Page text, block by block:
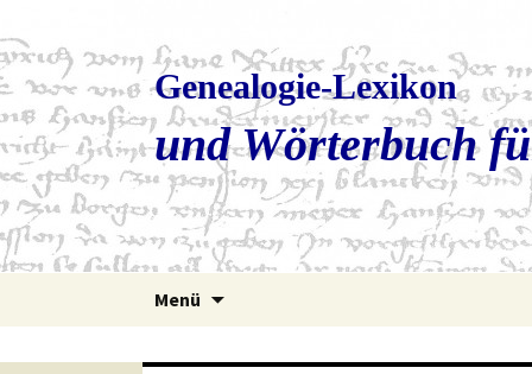
Genealogie-Lexikon
und Wörterbuch
Menü